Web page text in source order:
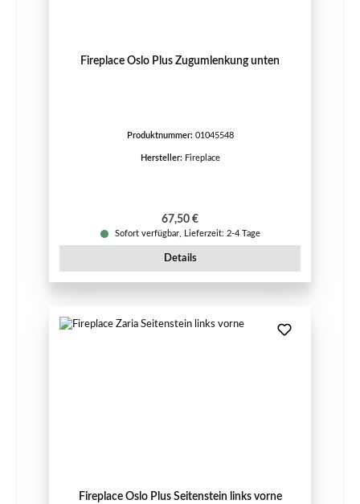
Fireplace Oslo Plus Zugumlenkung unten
Produktnummer: 01045548
Hersteller: Fireplace
Regulärer Preis:
67,50 €
Sofort verfügbar, Lieferzeit: 2-4 Tage
Details
Fireplace Oslo Plus Seitenstein links vorne